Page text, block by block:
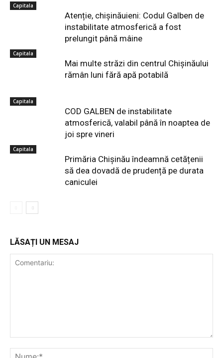
Capitala
Atenție, chișinăuieni: Codul Galben de
instabilitate atmosferică a fost
prelungit până mâine
Capitala
Mai multe străzi din centrul Chișinăului
rămân luni fără apă potabilă
Capitala
COD GALBEN de instabilitate
atmosferică, valabil până în noaptea de
joi spre vineri
Capitala
Primăria Chișinău îndeamnă cetățenii
să dea dovadă de prudență pe durata
caniculei
LĂSAȚI UN MESAJ